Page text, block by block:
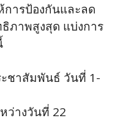
ารป้องกันและลด
ภาพสูงสุด แบ่งการ
ชาสัมพันธ์ วันที่ 1-
ว่างวันที่ 22